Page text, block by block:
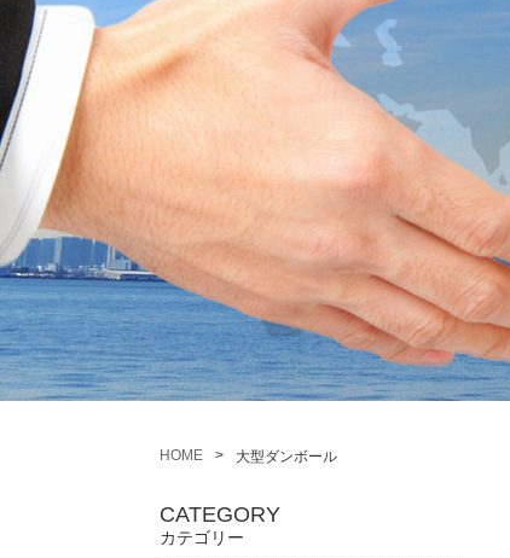
HOME 大型ダンボール
CATEGORY
カテゴリー